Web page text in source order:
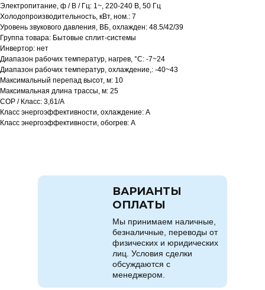
Электропитание, ф / В / Гц: 1~, 220-240 В, 50 Гц
Холодопроизводительность, кВт, ном.: 7
Уровень звукового давления, ВБ, охлажден: 48.5/42/39
Группа товара: Бытовые сплит-системы
Инвертор: нет
Диапазон рабочих температур, нагрев, °C: -7~24
Диапазон рабочих температур, охлаждение,: -40~43
Максимальный перепад высот, м: 10
Максимальная длина трассы, м: 25
COP / Класс: 3,61/A
Класс энергоэффективности, охлаждение: A
Класс энергоэффективности, обогрев: A
Мы принимаем наличные,
безналичные, переводы от
физических и юридических
лиц. Условия сделки
обсуждаются с
менеджером.
ВАРИАНТЫ
ОПЛАТЫ